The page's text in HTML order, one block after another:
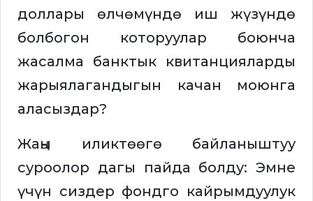
доллары өлчөмүндө иш жүзүндө
болбогон которуулар боюнча
жасалма банктык квитанцияларды
жарыялагандыгын качан моюнга
аласыздар?
Жаңы иликтөөгө байланыштуу
суроолор дагы пайда болду: Эмне
үчүн сиздер фондго кайрымдуулук